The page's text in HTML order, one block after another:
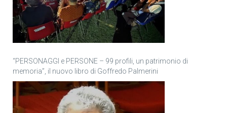
“PERSONAGGI e PERSONE – 99 profili, un patrimonio di
memoria”, il nuovo libro di Goffredo Palmerini